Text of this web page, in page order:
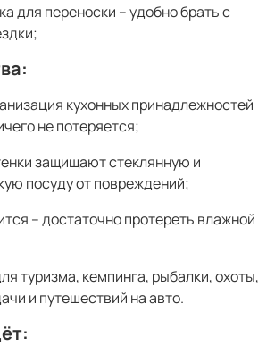
для переноски – удобно брать с
кухонных принадлежностей
не потеряется;
защищают стеклянную и
посуду от повреждений;
– достаточно протереть влажной
туризма, кемпинга, рыбалки, охоты,
и путешествий на авто.